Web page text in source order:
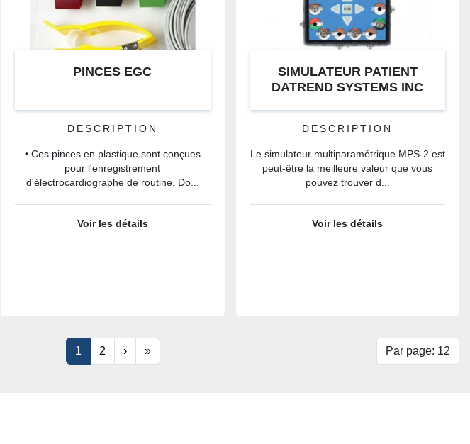
PINCES EGC
DESCRIPTION
• Ces pinces en plastique sont conçues
pour l'enregistrement
d'électrocardiographe de routine. Do...
Voir les détails
SIMULATEUR PATIENT
DATREND SYSTEMS INC
DESCRIPTION
Le simulateur multiparamétrique MPS-2 est
peut-être la meilleure valeur que vous
pouvez trouver d...
Voir les détails
1 2 › » Par page: 12